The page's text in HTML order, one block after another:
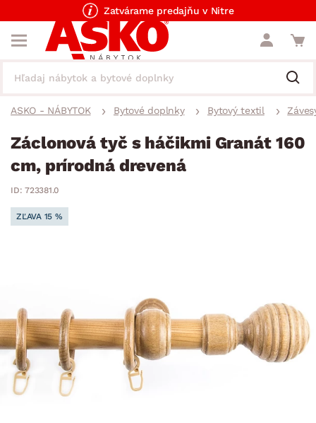
Zatvárame predajňu v Nitre
ASKO - NÁBYTOK Bytové doplnky Bytový textil
Záclonová tyč s háčikmi Granát 160
cm, prírodná drevená
ID: 723381.0
ZĽAVA 15 %